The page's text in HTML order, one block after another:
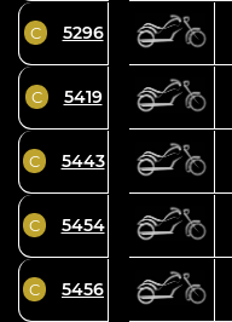
C 5296
C 5419
C 5443
C 5454
C 5456